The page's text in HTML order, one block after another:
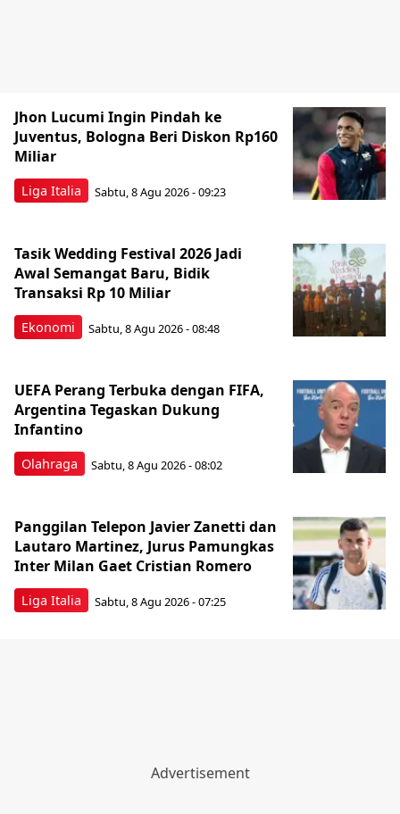
Liga Italia
Jhon Lucumi Ingin Pindah ke
Juventus, Bologna Beri Diskon Rp160
Miliar
Sabtu, 8 Agu 2026 - 09:23
Ekonomi
Tasik Wedding Festival 2026 Jadi
Awal Semangat Baru, Bidik
Transaksi Rp 10 Miliar
Sabtu, 8 Agu 2026 - 08:48
Olahraga
UEFA Perang Terbuka dengan FIFA,
Argentina Tegaskan Dukung
Infantino
Sabtu, 8 Agu 2026 - 08:02
Liga Italia
Panggilan Telepon Javier Zanetti dan
Lautaro Martinez, Jurus Pamungkas
Inter Milan Gaet Cristian Romero
Sabtu, 8 Agu 2026 - 07:25